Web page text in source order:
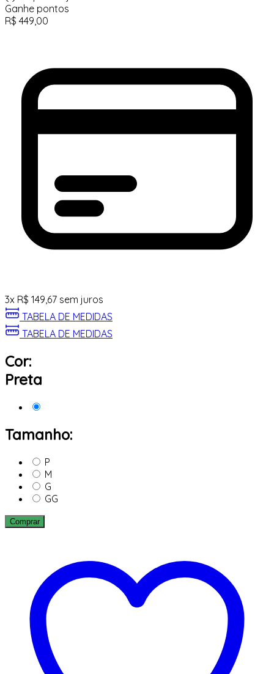
Ganhe pontos
R$ 449,00
3x R$ 149,67 sem juros
TABELA DE MEDIDAS
TABELA DE MEDIDAS
Cor:
Preta
Tamanho:
P
M
G
GG
Comprar